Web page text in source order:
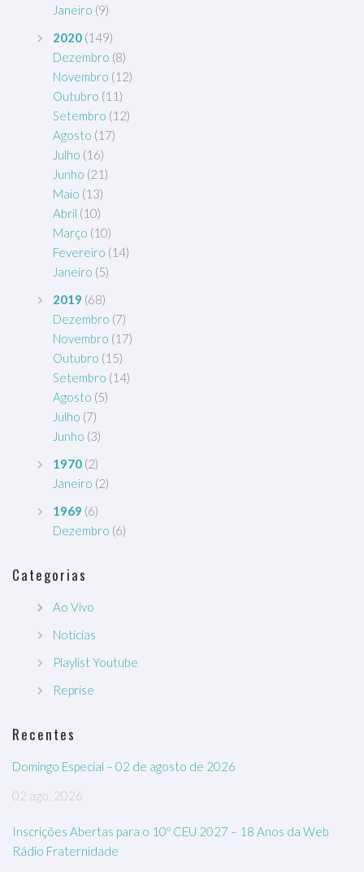
Janeiro (9)
2020 (149)
Dezembro (8)
Novembro (12)
Outubro (11)
Setembro (12)
Agosto (17)
Julho (16)
Junho (21)
Maio (13)
Abril (10)
Março (10)
Fevereiro (14)
Janeiro (5)
2019 (68)
Dezembro (7)
Novembro (17)
Outubro (15)
Setembro (14)
Agosto (5)
Julho (7)
Junho (3)
1970 (2)
Janeiro (2)
1969 (6)
Dezembro (6)
Categorias
Ao Vivo
Notícias
Playlist Youtube
Reprise
Recentes
Domingo Especial – 02 de agosto de 2026
02 ago, 2026
Inscrições Abertas para o 10º CEU 2027 – 18 Anos da Web
Rádio Fraternidade